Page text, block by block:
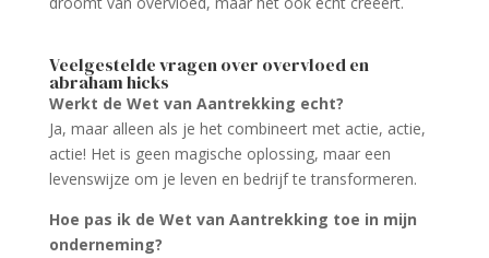
Veelgestelde vragen over overvloed en
abraham hicks
Werkt de Wet van Aantrekking echt?
Ja, maar alleen als je het combineert met actie, actie,
actie! Het is geen magische oplossing, maar een
levenswijze om je leven en bedrijf te transformeren.
Hoe pas ik de Wet van Aantrekking toe in mijn
onderneming?